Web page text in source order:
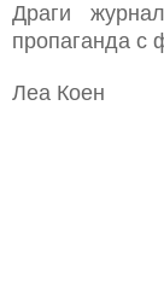
Драги
пропаганда с
Леа Коен